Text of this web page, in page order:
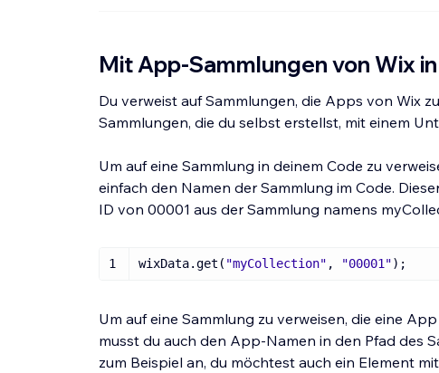
Mit App-Sammlungen von Wix
Du verweist auf Sammlungen, die Apps von Wix
Sammlungen, die du selbst erstellst, mit einem
Um auf eine Sammlung in deinem Code zu
einfach den Namen der Sammlung im Code.
ID von 00001 aus der Sammlung namens
1 wixData.get( "myCollection" , "00001");
Um auf eine Sammlung zu verweisen, die eine
musst du auch den App-Namen in den Pfad des
zum Beispiel an, du möchtest auch ein Element